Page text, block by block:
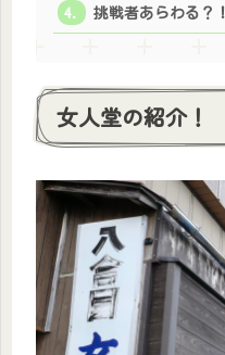
挑戦者あらわる？！
女人堂の紹介！